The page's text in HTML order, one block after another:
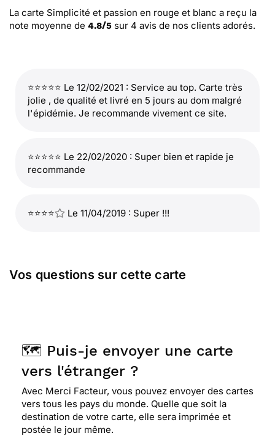
La carte Simplicité et passion en rouge et blanc a reçu la
note moyenne de 4.8/5 sur 4 avis de nos clients adorés.
⭐⭐⭐⭐⭐ Le 12/02/2021 : Service au top. Carte très
jolie , de qualité et livré en 5 jours au dom malgré
l'épidémie. Je recommande vivement ce site.
⭐⭐⭐⭐⭐ Le 22/02/2020 : Super bien et rapide je
recommande
⭐⭐⭐⭐ Le 11/04/2019 : Super !!!
Vos questions sur cette carte
🗺️ Puis-je envoyer une carte
vers l'étranger ?
Avec Merci Facteur, vous pouvez envoyer des cartes
vers tous les pays du monde. Quelle que soit la
destination de votre carte, elle sera imprimée et
postée le jour même.